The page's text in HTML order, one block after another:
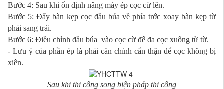
Bư­ớc 4: Sau khi ổn định nâng máy ép cọc cừ lên.
B­ước 5: Đẩy bàn kẹp cọc đầu búa về phía tr­ớc xoay bàn kẹp từ
phải sang trái.
B­ước 6: Điều chỉnh đầu búa vào cọc cừ để đ­a cọc xuống từ từ.
- L­ưu ý của phần ép là phải căn chỉnh cẩn thận để cọc không bị
xiên.
Sau khi thi công song biện pháp thi công